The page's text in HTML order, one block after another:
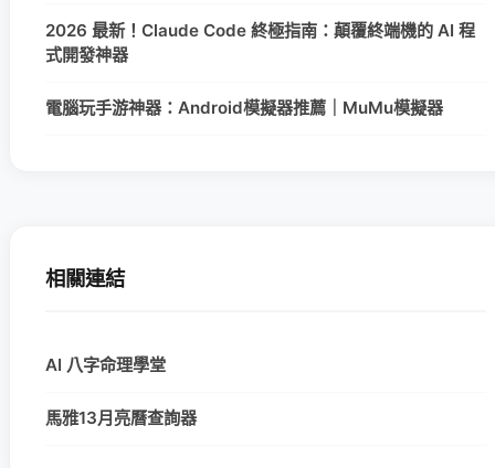
2026 最新！Claude Code 終極指南：顛覆終端機的 AI 程
式開發神器
電腦玩手游神器：Android模擬器推薦｜MuMu模擬器
相關連結
AI 八字命理學堂
馬雅13月亮曆查詢器